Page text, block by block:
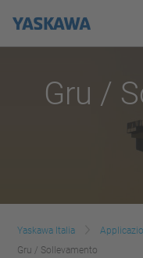
Gru /
Yaskawa Italia
Gru / Sollevamento